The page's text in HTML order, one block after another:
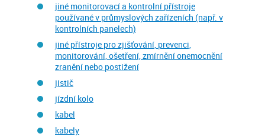
jiné monitorovací a kontrolní přístroje
používané v průmyslových zařízeních (např. v
kontrolních panelech)
jiné přístroje pro zjišťování, prevenci,
monitorování, ošetření, zmírnění onemocnění
zranění nebo postižení
jistič
jízdní kolo
kabel
kabely